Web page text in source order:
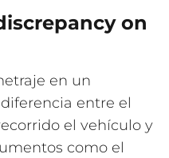
on
en un
entre el
el vehículo y
como el